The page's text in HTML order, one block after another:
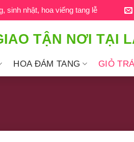
sinh nhật, hoa viếng tang lễ
TẬN NƠI TẠI
HOA ĐÁM TANG GIỎ